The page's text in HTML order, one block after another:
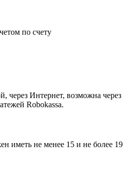
по счету
через Интернет, возможна через
Robokassa.
иметь не менее 15 и не более 19